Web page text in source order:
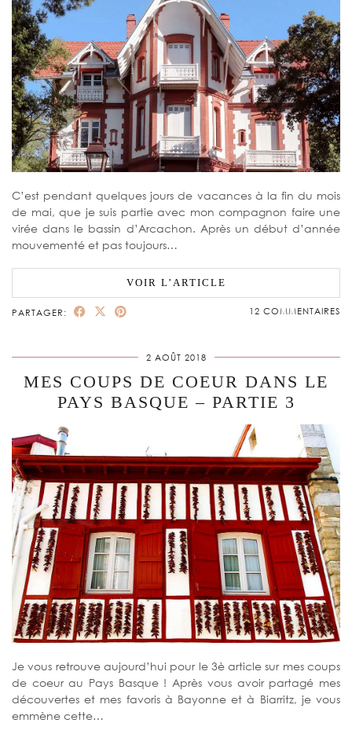
C’est pendant quelques jours de vacances à la fin du mois
de mai, que je suis partie avec mon compagnon faire une
virée dans le bassin d’Arcachon. Après un début d’année
mouvementé et pas toujours…
VOIR L’ARTICLE
PARTAGER: 12 COMMENTAIRES
2 AOÛT 2018
MES COUPS DE COEUR DANS LE
PAYS BASQUE – PARTIE 3
Je vous retrouve aujourd’hui pour le 3è article sur mes coups
de coeur au Pays Basque ! Après vous avoir partagé mes
découvertes et mes favoris à Bayonne et à Biarritz, je vous
emmène cette…